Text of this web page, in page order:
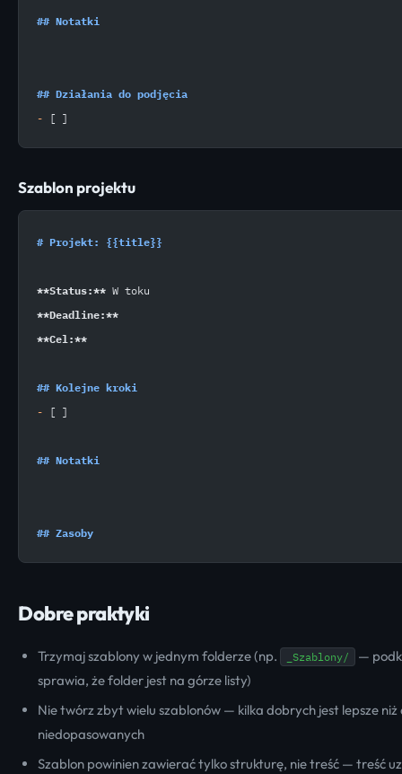
## Notatki
## Działania do podjęcia
- [ ]
Szablon projektu
# Projekt: {{title}}
**Status:** W toku
**Deadline:**
**Cel:**
## Kolejne kroki
- [ ]
## Notatki
## Zasoby
Dobre praktyki
Trzymaj szablony w jednym folderze (np. _Szablony/
—
sprawia, że folder jest na górze listy)
Nie twórz zbyt wielu szablonów — kilka dobrych jest lepsze niż
niedopasowanych
Szablon powinien zawierać tylko strukturę, nie treść — treść